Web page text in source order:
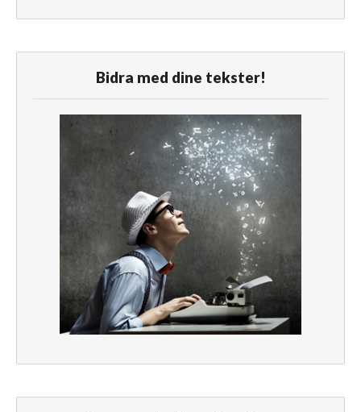
Bidra med dine tekster!